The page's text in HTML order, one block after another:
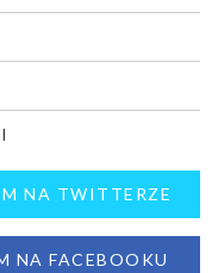
NA TWITTERZE
NA FACEBOOKU